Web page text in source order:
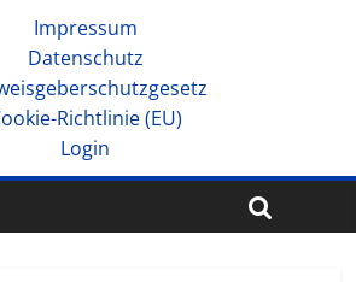
Impressum
Datenschutz
Richtlinie (EU)
Login